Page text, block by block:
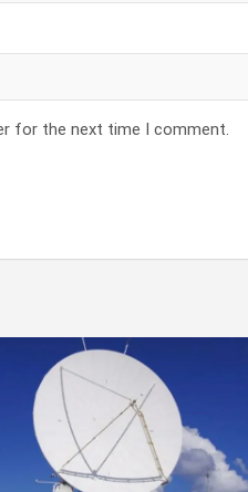
for the next time I comment.